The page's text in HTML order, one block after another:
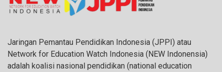
Jaringan Pemantau Pendidikan Indonesia (JPPI) atau
Network for Education Watch Indonesia (NEW Indonensia)
adalah koalisi nasional pendidikan (national education